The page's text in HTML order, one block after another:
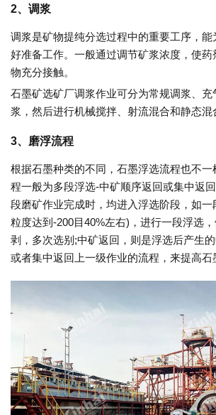
2、调浆
调浆是矿物提纯分选过程中的重要工序，能
好准备工作。一般通过调节矿浆浓度，使
物充分接触。
石墨矿选矿厂调浆作业可分为常规调浆、充
浆，然后进行机械搅拌、射流混合和静态混
3、磨浮流程
根据石墨种类的不同，石墨浮选流程也不
程一般为多段浮选-中矿顺序返回或集中返
段磨矿作业完成时，均进入浮选阶段，如
粒度达到-200目40%左右)，进行一段浮选
剥，多次选别;中矿返回，则是浮选后产生
或者集中返回上一级作业的流程，来提高石